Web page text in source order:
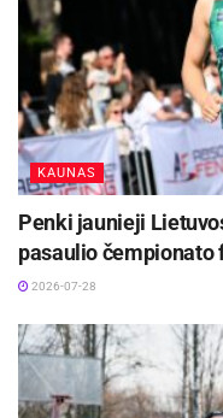
KAUNAS
Penki jaunieji
pasaulio čempionato
2026-07-28